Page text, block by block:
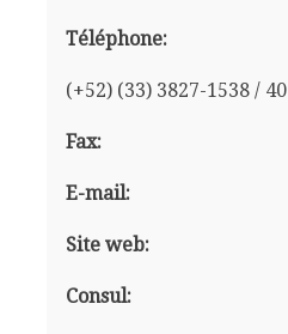
Téléphone:
(+52) (33) 3827-1538 / 40
Fax:
E-mail:
Site web:
Consul: